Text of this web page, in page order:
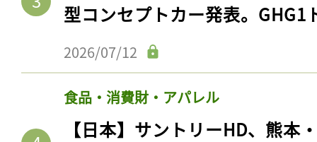
型コンセプトカー発表。GHG1
2026/07/12
食品・消費財・アパレル
【日本】サントリーHD、熊本